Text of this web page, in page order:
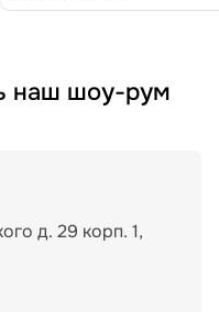
наш шоу-рум
д. 29 корп. 1,